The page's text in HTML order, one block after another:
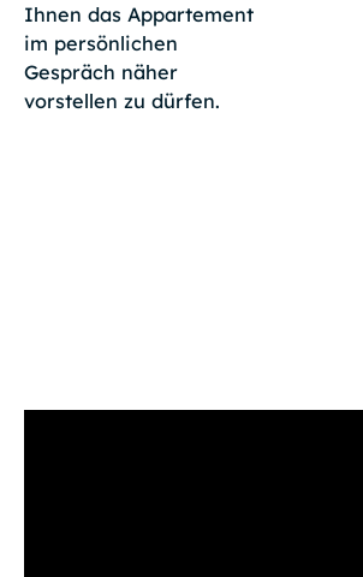
Ihnen das Appartement
im persönlichen
Gespräch näher
vorstellen zu dürfen.